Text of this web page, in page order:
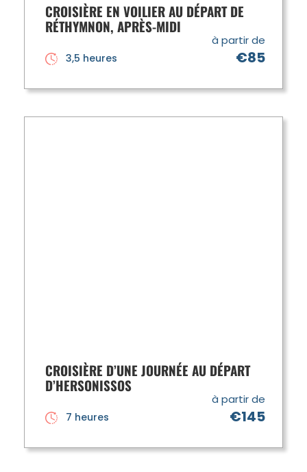
CROISIÈRE EN VOILIER AU DÉPART DE
RÉTHYMNON, APRÈS-MIDI
à partir de
€85
3,5 heures
CROISIÈRE D’UNE JOURNÉE AU DÉPART
D’HERSONISSOS
à partir de
€145
7 heures